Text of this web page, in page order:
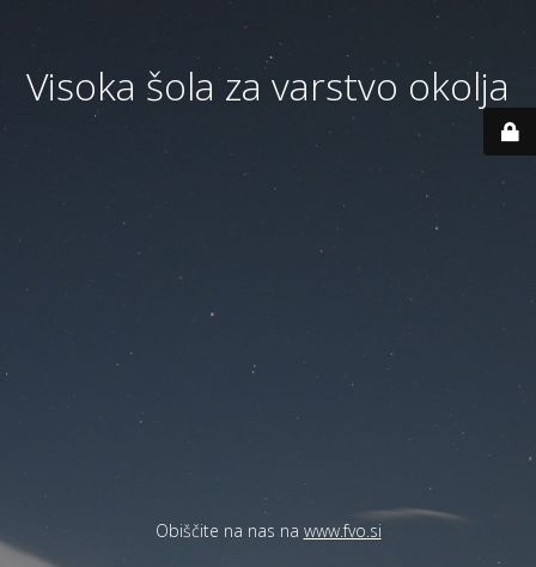
Visoka šola za varstvo okolja
Obiščite na nas na www.fvo.si